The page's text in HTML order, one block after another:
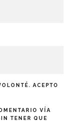
ACEPTO
VÍA
TENER QUE